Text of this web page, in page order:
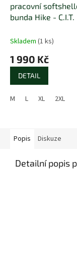
pracovní
bunda Hike - C.I.T.
Skladem (1 ks)
1 990 Kč
DETAIL
M L XL 2XL
Popis Diskuze
Detailní popis